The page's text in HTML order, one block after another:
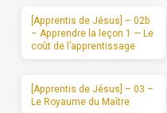
[Apprentis de Jésus] – 02b
– Apprendre la leçon 1 — Le
coût de l’apprentissage
[Apprentis de Jésus] – 03 –
Le Royaume du Maître